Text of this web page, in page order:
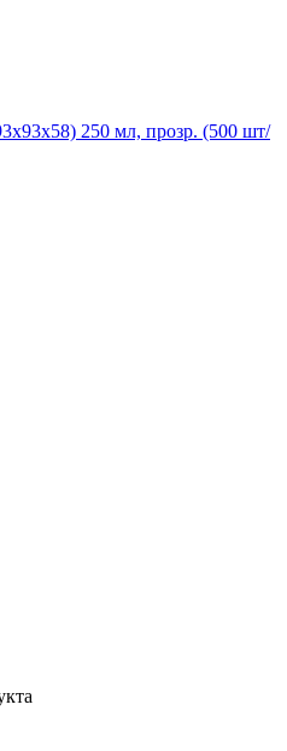
250 мл, прозр. (500 шт/